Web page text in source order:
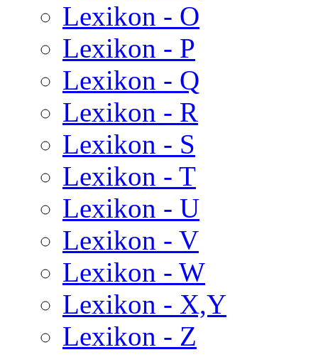
Lexikon - O
Lexikon - P
Lexikon - Q
Lexikon - R
Lexikon - S
Lexikon - T
Lexikon - U
Lexikon - V
Lexikon - W
Lexikon - X,Y
Lexikon - Z